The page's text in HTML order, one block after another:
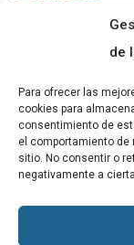
de
Para ofrecer las
cookies para
consentimiento de
el comportamiento
sitio. No consentir o
negativamente a
PUBLICACIONS
CONTACTE
Altres